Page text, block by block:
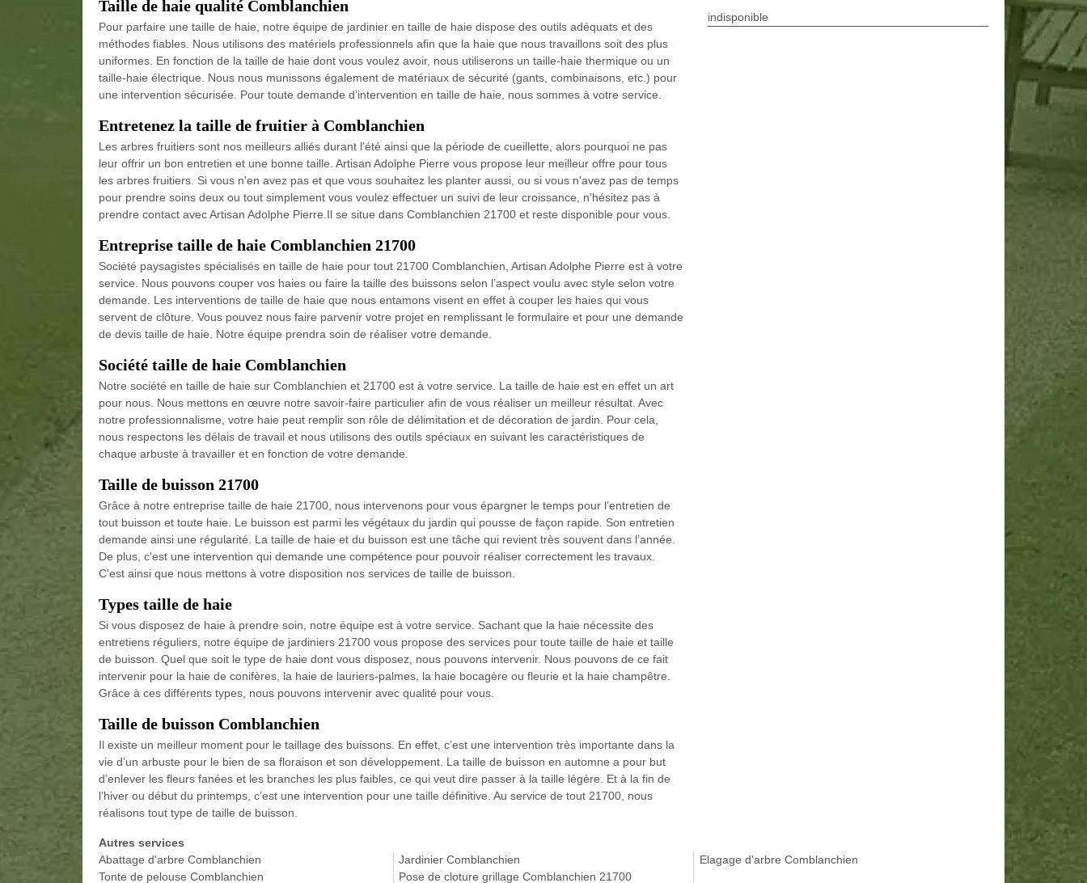
Taille de haie qualité Comblanchien
Pour parfaire une taille de haie, notre équipe de jardinier en taille de haie dispose des outils adéquats et des
méthodes fiables. Nous utilisons des matériels professionnels afin que la haie que nous travaillons soit des plus
uniformes. En fonction de la taille de haie dont vous voulez avoir, nous utiliserons un taille-haie thermique ou un
taille-haie électrique. Nous nous munissons également de matériaux de sécurité (gants, combinaisons, etc.) pour
une intervention sécurisée. Pour toute demande d’intervention en taille de haie, nous sommes à votre service.
Entretenez la taille de fruitier à Comblanchien
Les arbres fruitiers sont nos meilleurs alliés durant l'été ainsi que la période de cueillette, alors pourquoi ne pas
leur offrir un bon entretien et une bonne taille. Artisan Adolphe Pierre vous propose leur meilleur offre pour tous
les arbres fruitiers. Si vous n'en avez pas et que vous souhaitez les planter aussi, ou si vous n'avez pas de temps
pour prendre soins deux ou tout simplement vous voulez effectuer un suivi de leur croissance, n'hésitez pas à
prendre contact avec Artisan Adolphe Pierre.Il se situe dans Comblanchien 21700 et reste disponible pour vous.
Entreprise taille de haie Comblanchien 21700
Société paysagistes spécialisés en taille de haie pour tout 21700 Comblanchien, Artisan Adolphe Pierre est à votre
service. Nous pouvons couper vos haies ou faire la taille des buissons selon l’aspect voulu avec style selon votre
demande. Les interventions de taille de haie que nous entamons visent en effet à couper les haies qui vous
servent de clôture. Vous pouvez nous faire parvenir votre projet en remplissant le formulaire et pour une demande
de devis taille de haie. Notre équipe prendra soin de réaliser votre demande.
Société taille de haie Comblanchien
Notre société en taille de haie sur Comblanchien et 21700 est à votre service. La taille de haie est en effet un art
pour nous. Nous mettons en œuvre notre savoir-faire particulier afin de vous réaliser un meilleur résultat. Avec
notre professionnalisme, votre haie peut remplir son rôle de délimitation et de décoration de jardin. Pour cela,
nous respectons les délais de travail et nous utilisons des outils spéciaux en suivant les caractéristiques de
chaque arbuste à travailler et en fonction de votre demande.
Taille de buisson 21700
Grâce à notre entreprise taille de haie 21700, nous intervenons pour vous épargner le temps pour l’entretien de
tout buisson et toute haie. Le buisson est parmi les végétaux du jardin qui pousse de façon rapide. Son entretien
demande ainsi une régularité. La taille de haie et du buisson est une tâche qui revient très souvent dans l’année.
De plus, c'est une intervention qui demande une compétence pour pouvoir réaliser correctement les travaux.
C'est ainsi que nous mettons à votre disposition nos services de taille de buisson.
Types taille de haie
Si vous disposez de haie à prendre soin, notre équipe est à votre service. Sachant que la haie nécessite des
entretiens réguliers, notre équipe de jardiniers 21700 vous propose des services pour toute taille de haie et taille
de buisson. Quel que soit le type de haie dont vous disposez, nous pouvons intervenir. Nous pouvons de ce fait
intervenir pour la haie de conifères, la haie de lauriers-palmes, la haie bocagère ou fleurie et la haie champêtre.
Grâce à ces différents types, nous pouvons intervenir avec qualité pour vous.
Taille de buisson Comblanchien
Il existe un meilleur moment pour le taillage des buissons. En effet, c’est une intervention très importante dans la
vie d’un arbuste pour le bien de sa floraison et son développement. La taille de buisson en automne a pour but
d’enlever les fleurs fanées et les branches les plus faibles, ce qui veut dire passer à la taille légère. Et à la fin de
l’hiver ou début du printemps, c’est une intervention pour une taille définitive. Au service de tout 21700, nous
réalisons tout type de taille de buisson.
indisponible
Autres services
Abattage d'arbre Comblanchien
Tonte de pelouse Comblanchien
Jardinier Comblanchien
Pose de cloture grillage Comblanchien 21700
Elagage d'arbre Comblanchien